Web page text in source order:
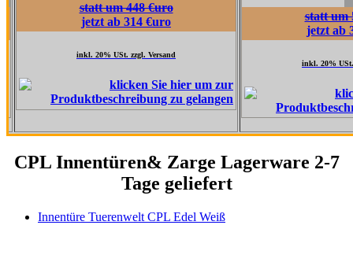
statt um 448 €uro
jetzt ab 314 €uro
inkl. 20% USt. zzgl. Versand
statt um 517 €uro
jetzt ab 362 €uro
inkl. 20% USt. zzgl. Versand
CPL Innentüren& Zarge Lagerware 2-7
Tage geliefert
Innentüre Tuerenwelt CPL Edel Weiß